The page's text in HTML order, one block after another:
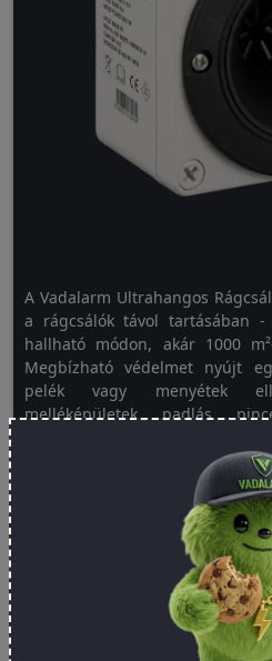
A Vadalarm Ultrahangos
a rágcsálók távol tartásában
hallható módon, akár 1000
Megbízható védelmet nyújt
pelék vagy menyétek
melléképületek, padlás,
ultrahangjeleket bocsát ki,
így elkerülik a környéket.
legmegfelelőbb változatot –
akkumulátoros kivitelben. Ez a
mindazok számára, akik
nemkívánatos állatok
annak környezetébe.